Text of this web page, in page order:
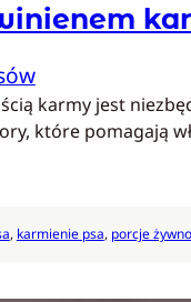
karmy jest
które pomagają
, karmienie psa, porcje